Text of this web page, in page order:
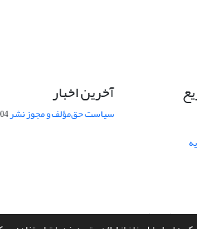
آخرین اخبار
سیاست حق‌مؤلف و مجوز نشر15
علمی.طراحی و پیاده سازی ازسیناوب